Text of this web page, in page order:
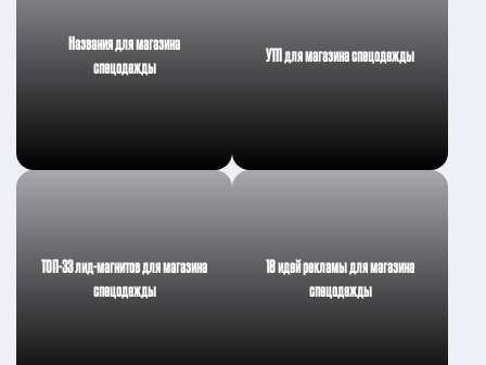
Названия для магазина
спецодежды
УТП для магазина спецодежды
ТОП-33 лид-магнитов для магазина
спецодежды
18 идей рекламы для магазина
спецодежды